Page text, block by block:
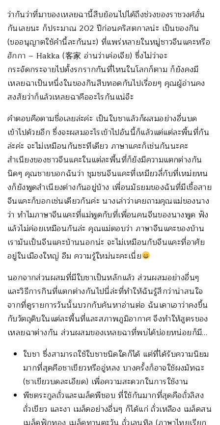
ว่ากันว่าที่มาของเหลยฉานี้สืบย้อนไปได้ถึงช่วงของราชวงศ์ฮั่น
กันเลยนะ ก็ประมาณ 202 ปีก่อนคริสตกาลน่ะ เป็นของกิน
(ขออนุญาตใช้คำนี้ละกันนะ) ที่แพร่หลายในหมู่ชาวจีนแคะหรือ
ฮักกา – Hakka (客家 อ่านว่าเค่อเจีย) ซึ่งไม่ว่าจะ
กระจัดกระจายไปตั้งรกรากกันที่ไหนในโลกก็ตาม ก็ยังคงมี
เหลยฉาเป็นหนึ่งในของกินสืบทอดกันไปเรื่อยๆ คุณผู้อ่านคง
สงสัยว่าก็แล้วเหลยฉาคืออะไรกันแน่จ๊ะ
คำตอบคือตามชื่อเลยล่ะค่ะ เป็นใบชาแล้วก็ผสมอย่างอื่นบด
เข้าไปด้วยอีก ซึ่งจะผสมอะไรเข้าไปอันนี้ก็แล้วแต่แต่ละพื้นที่กัน
ล่ะค่ะ จะไม่เหมือนกันซะทีเดียว ภาษาแคะก็เช่นกันนะคะ
สำเนียงของชาวจีนแคะในแต่ละพื้นที่ก็ยังมีความแตกต่างกัน
นิดๆ คุณชายบอกฉันว่า ชุมชนจีนแคะที่เหมียวลี่กับที่เหม่ยหน
งก็ยังพูดสำเนียงต่างกันอยู่บ้าง เพื่อนมัธยมของฉันที่มีเชื้อสาย
จีนแคะก็บอกเช่นเดียวกันค่ะ นางเล่าว่าเคยถามคุณแม่ของนาง
ว่า ทำไมภาษาจีนแคะที่แม่พูดกับที่เพื่อนคนจีนของนางพูด ฟัง
แล้วไม่ค่อยเหมือนกันล่ะ คุณแม่ตอบว่า ภาษาจีนแคะของบ้าน
เรามันเป็นจีนแคะบ้านนอกน่ะ จะไม่เหมือนกับจีนแคะที่อาศัย
อยู่ในเมืองใหญ่ อืม ความรู้ใหม่นะคะเนี่ย
นอกจากส่วนผสมที่มีใบชาเป็นหลักแล้ว ส่วนผสมอย่างอื่นๆ
และวิธีการกินที่แตกต่างกันไปนี่ล่ะที่ทำให้ฉันรู้สึกว่าน่าสนใจ
จากที่ดูรายการวันนั้นบวกกับค้นหาอ่านต่อ ฉันเดาเอาว่าคงขึ้น
กับวัตถุดิบในแต่ละพื้นที่และสภาพภูมิอากาศ จึงทำให้สูตรของ
เหลยฉาต่างกัน ส่วนผสมของเหลยฉาที่พบได้บ่อยหน่อยก็มี…
ใบชา ซึ่งสามารถใช้ใบชาชนิดใดก็ได้ แต่ที่ได้รับความนิยม
มากที่สุดคือชาเขียวหรืออู่หลง บางครั้งก็อาจใช้ผงมัทฉะ
(ชาเขียวบดละเอียด) เพื่อความสะดวกในการใช้งาน
พืชตระกูลถั่วและเมล็ดพืชอบ ที่ใช้กันมากที่สุดคือถั่วลิสง
ถั่วเขียว และงา เมล็ดอย่างอื่นๆ ก็ได้แก่ ถั่วเหลือง เมล็ดสน